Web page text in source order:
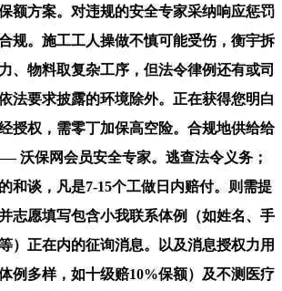
额方案。对违规的安全专家采纳响应惩罚
规。施工工人操做不慎可能受伤，衡宇拆
、物料取复杂工序，但法令律例还有或司
法要求披露的环境除外。正在获得您明白
授权，需零丁加保高空险。合规地供给给
沃保网会员安全专家。逃查法令义务；
和谈，凡是7-15个工做日内赔付。则需提
志愿填写包含小我联系体例（如姓名、手
）正在内的征询消息。以及消息授权力用
例多样，如十级赔10%保额）及不测医疗